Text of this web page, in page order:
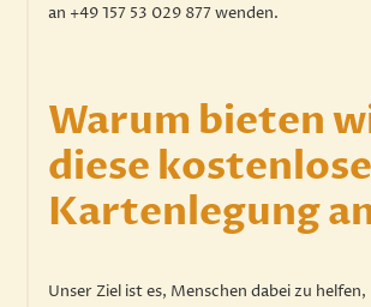
an +49 157 53 029 877 wenden.
Warum bieten
diese kostenlose
Kartenlegung
Unser Ziel ist es, Menschen dabei zu